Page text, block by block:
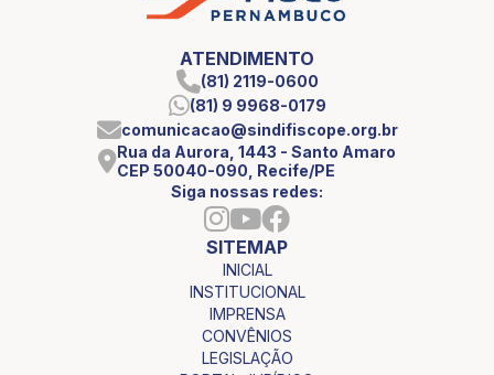
ATENDIMENTO
(81) 2119-0600
(81) 9 9968-0179
comunicacao@sindifiscope.org.br
Rua da Aurora, 1443 - Santo Amaro
CEP 50040-090, Recife/PE
Siga nossas redes:
SITEMAP
INICIAL
INSTITUCIONAL
IMPRENSA
CONVÊNIOS
LEGISLAÇÃO